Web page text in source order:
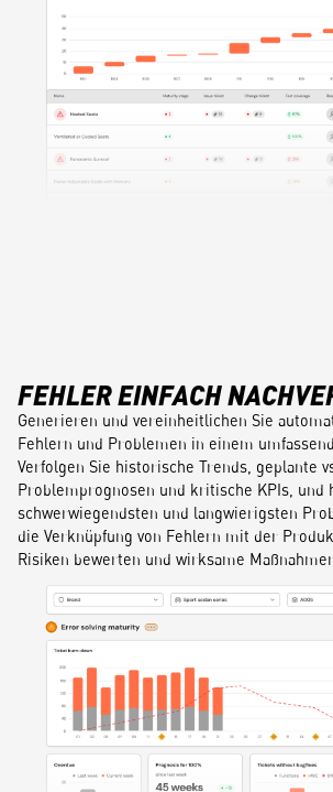
FEHLER EINFACH
Generieren und vereinheitlichen Sie
Fehlern und Problemen in einem
Verfolgen Sie historische Trends, geplante
Problemprognosen und kritische KPIs, und
schwerwiegendsten und langwierigsten
die Verknüpfung von Fehlern mit der
Risiken bewerten und wirksame